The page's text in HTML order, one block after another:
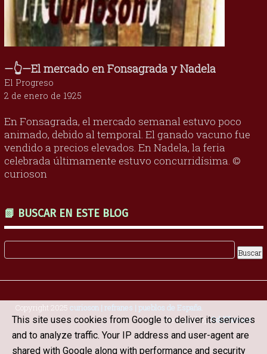
—👆—El mercado en Fonsagrada y Nadela
El Progreso
2 de enero de 1925
En Fonsagrada, el mercado semanal estuvo poco
animado, debido al temporal. El ganado vacuno fue
vendido a precios elevados. En Nadela, la feria
celebrada últimamente estuvo concurridísima. ©
curioson
📗 BUSCAR EN ESTE BLOG
Copyright 2025 curioson | refranes | pueblos de España
Designed byOddThemes
This site uses cookies from Google to deliver its services
and to analyze traffic. Your IP address and user-agent are
shared with Google along with performance and security